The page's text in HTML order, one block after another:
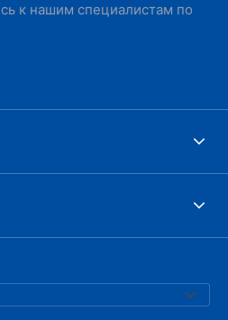
к нашим специалистам по